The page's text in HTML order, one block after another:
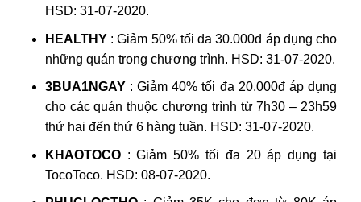
HSD: 31-07-2020.
HEALTHY : Giảm 50% tối đa 30.000đ áp dụng cho
những quán trong chương trình. HSD: 31-07-2020.
3BUA1NGAY : Giảm 40% tối đa 20.000đ áp dụng
cho các quán thuộc chương trình từ 7h30 – 23h59
thứ hai đến thứ 6 hàng tuần. HSD: 31-07-2020.
KHAOTOCO : Giảm 50% tối đa 20 áp dụng tại
TocoToco. HSD: 08-07-2020.